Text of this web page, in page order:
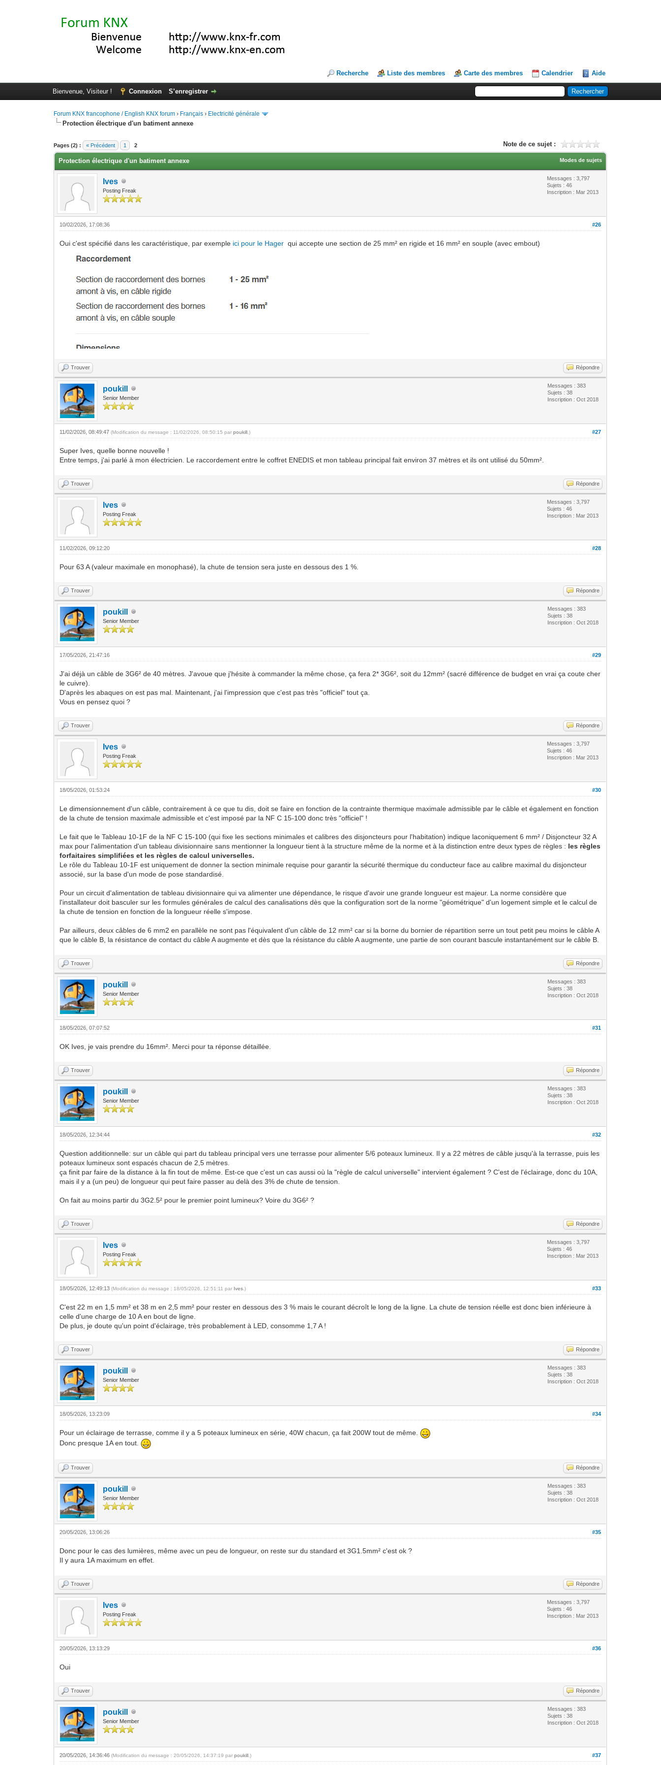
Recherche Liste des membres Carte des membres Calendrier Aide
Bienvenue, Visiteur ! Connexion S’enregistrer
Forum KNX francophone / English KNX forum › Français › Electricité générale
Protection électrique d'un batiment annexe
Pages (2) : « Précédent 1 2 Note de ce sujet :
Moyenne : 0 (0 vote(s))
1
2
3
4
5
Modes de sujets
Protection électrique d'un batiment annexe
Ives
Posting Freak
Messages : 3,797
Sujets : 46
Inscription : Mar 2013
#26
10/02/2026, 17:08:36
Oui c'est spécifié dans les caractéristique, par exemple ici pour le Hager qui accepte une section de 25 mm² en rigide et 16 mm² en souple (avec embout)
Trouver Répondre
poukill
Senior Member
Messages : 383
Sujets : 38
Inscription : Oct 2018
#27
11/02/2026, 08:49:47(Modification du message : 11/02/2026, 08:50:15 parpoukill .)
Super Ives, quelle bonne nouvelle !
Entre temps, j'ai parlé à mon électricien. Le raccordement entre le coffret ENEDIS et mon tableau principal fait environ 37 mètres et ils ont utilisé du 50mm².
Trouver Répondre
Ives
Posting Freak
Messages : 3,797
Sujets : 46
Inscription : Mar 2013
#28
11/02/2026, 09:12:20
Pour 63 A (valeur maximale en monophasé), la chute de tension sera juste en dessous des 1 %.
Trouver Répondre
poukill
Senior Member
Messages : 383
Sujets : 38
Inscription : Oct 2018
#29
17/05/2026, 21:47:16
J'ai déjà un câble de 3G6² de 40 mètres. J'avoue que j'hésite à commander la même chose, ça fera 2* 3G6², soit du 12mm² (sacré différence de budget en vrai ça coute cher
le cuivre).
D'après les abaques on est pas mal. Maintenant, j'ai l'impression que c'est pas très "officiel" tout ça.
Vous en pensez quoi ?
Trouver Répondre
Ives
Posting Freak
Messages : 3,797
Sujets : 46
Inscription : Mar 2013
#30
18/05/2026, 01:53:24
Le dimensionnement d'un câble, contrairement à ce que tu dis, doit se faire en fonction de la contrainte thermique maximale admissible par le câble et également en fonction
de la chute de tension maximale admissible et c'est imposé par la NF C 15-100 donc très "officiel" !
Le fait que le Tableau 10-1F de la NF C 15-100 (qui fixe les sections minimales et calibres des disjoncteurs pour l'habitation) indique laconiquement 6 mm² / Disjoncteur 32 A
max pour l'alimentation d'un tableau divisionnaire sans mentionner la longueur tient à la structure même de la norme et à la distinction entre deux types de règles : les règles
forfaitaires simplifiées et les règles de calcul universelles.
Le rôle du Tableau 10-1F est uniquement de donner la section minimale requise pour garantir la sécurité thermique du conducteur face au calibre maximal du disjoncteur
associé, sur la base d'un mode de pose standardisé.
Pour un circuit d'alimentation de tableau divisionnaire qui va alimenter une dépendance, le risque d'avoir une grande longueur est majeur. La norme considère que
l'installateur doit basculer sur les formules générales de calcul des canalisations dès que la configuration sort de la norme "géométrique" d'un logement simple et le calcul de
la chute de tension en fonction de la longueur réelle s'impose.
Par ailleurs, deux câbles de 6 mm2 en parallèle ne sont pas l'équivalent d'un câble de 12 mm² car si la borne du bornier de répartition serre un tout petit peu moins le câble A
que le câble B, la résistance de contact du câble A augmente et dès que la résistance du câble A augmente, une partie de son courant bascule instantanément sur le câble B.
Trouver Répondre
poukill
Senior Member
Messages : 383
Sujets : 38
Inscription : Oct 2018
#31
18/05/2026, 07:07:52
OK Ives, je vais prendre du 16mm². Merci pour ta réponse détaillée.
Trouver Répondre
poukill
Senior Member
Messages : 383
Sujets : 38
Inscription : Oct 2018
#32
18/05/2026, 12:34:44
Question additionnelle: sur un câble qui part du tableau principal vers une terrasse pour alimenter 5/6 poteaux lumineux. Il y a 22 mètres de câble jusqu'à la terrasse, puis les
poteaux lumineux sont espacés chacun de 2,5 mètres.
ça finit par faire de la distance à la fin tout de même. Est-ce que c'est un cas aussi où la "règle de calcul universelle" intervient également ? C'est de l'éclairage, donc du 10A,
mais il y a (un peu) de longueur qui peut faire passer au delà des 3% de chute de tension.
On fait au moins partir du 3G2.5² pour le premier point lumineux? Voire du 3G6² ?
Trouver Répondre
Ives
Posting Freak
Messages : 3,797
Sujets : 46
Inscription : Mar 2013
#33
18/05/2026, 12:49:13(Modification du message : 18/05/2026, 12:51:11 par Ives .)
C'est 22 m en 1,5 mm² et 38 m en 2,5 mm² pour rester en dessous des 3 % mais le courant décroît le long de la ligne. La chute de tension réelle est donc bien inférieure à
celle d'une charge de 10 A en bout de ligne.
De plus, je doute qu'un point d'éclairage, très probablement à LED, consomme 1,7 A !
Trouver Répondre
poukill
Senior Member
Messages : 383
Sujets : 38
Inscription : Oct 2018
#34
18/05/2026, 13:23:09
Pour un éclairage de terrasse, comme il y a 5 poteaux lumineux en série, 40W chacun, ça fait 200W tout de même.
Donc presque 1A en tout.
Trouver Répondre
poukill
Senior Member
Messages : 383
Sujets : 38
Inscription : Oct 2018
#35
20/05/2026, 13:06:26
Donc pour le cas des lumières, même avec un peu de longueur, on reste sur du standard et 3G1.5mm² c'est ok ?
Il y aura 1A maximum en effet.
Trouver Répondre
Ives
Posting Freak
Messages : 3,797
Sujets : 46
Inscription : Mar 2013
#36
20/05/2026, 13:13:29
Oui
Trouver Répondre
poukill
Senior Member
Messages : 383
Sujets : 38
Inscription : Oct 2018
#37
20/05/2026, 14:36:46(Modification du message : 20/05/2026, 14:37:19 parpoukill .)